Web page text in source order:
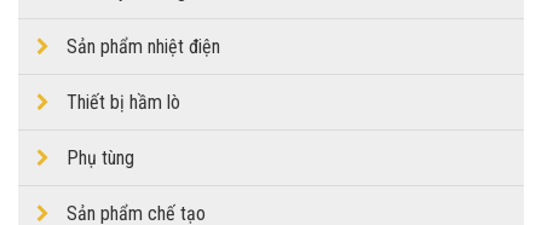
Sản phẩm nhiệt điện
Thiết bị hầm lò
Phụ tùng
Sản phẩm chế tạo